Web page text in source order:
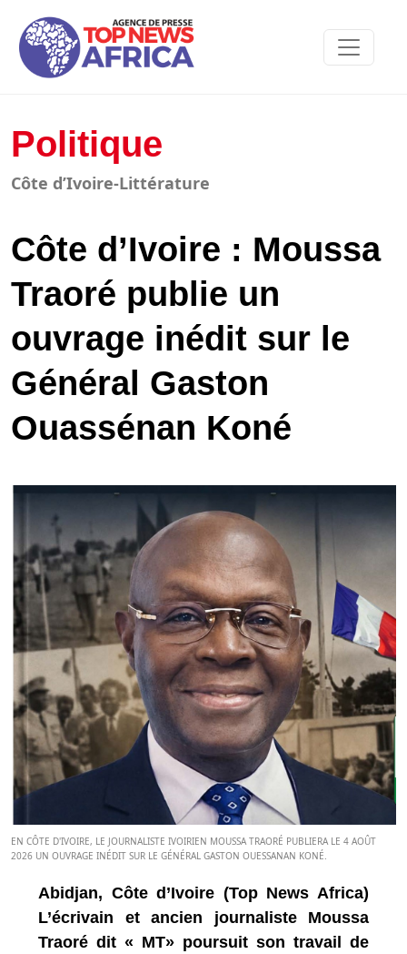
Politique
Côte d’Ivoire-Littérature
Côte d’Ivoire : Moussa
Traoré publie un
ouvrage inédit sur le
Général Gaston
Ouassénan Koné
EN CÔTE D'IVOIRE, LE JOURNALISTE IVOIRIEN MOUSSA TRAORÉ PUBLIERA LE 4 AOÛT
2026 UN OUVRAGE INÉDIT SUR LE GÉNÉRAL GASTON OUESSANAN KONÉ.
Abidjan, Côte d’Ivoire (Top News Africa)
L’écrivain et ancien journaliste Moussa
Traoré dit « MT» poursuit son travail de